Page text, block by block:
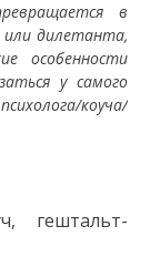
в
дилетанта,
особенности
у самого
коуча/
гештальт-